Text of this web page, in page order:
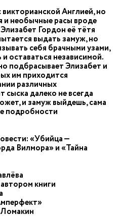
Англией, но
и необычные расы вроде
Гордон её тётя
выдать замуж, но
себя брачными узами,
оставаться независимой.
подбрасывает Элизабет и
им приходится
различных
сыска далеко не всегда
и замуж выйдешь, сама
подробности
«Убийца —
Вилмора» и «Тайна
книги